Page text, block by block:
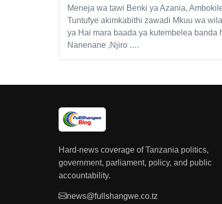
Meneja wa tawi Benki ya Azania,
Tuntufye akimkabithi zawadi Mkuu wa
ya Hai mara baada ya kutembelea banda
Nanenane ,Njiro .…
Hard-news coverage of Tanzania politics,
government, parliament, policy, and public
accountability.
news@fullshangwe.co.tz